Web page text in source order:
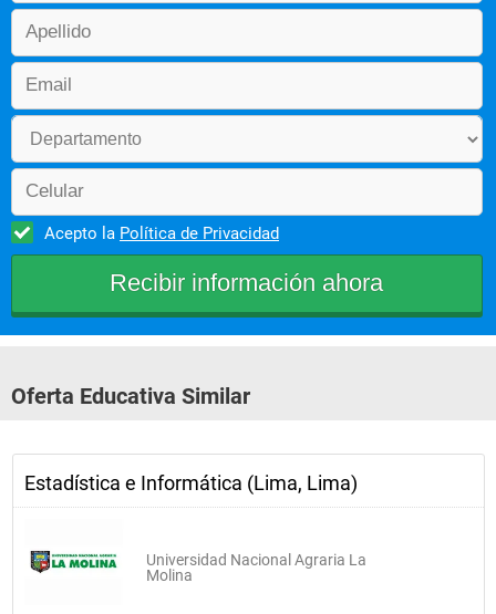
Acepto la Política de Privacidad
Oferta Educativa Similar
Estadística e Informática (Lima, Lima)
Universidad Nacional Agraria La
Molina